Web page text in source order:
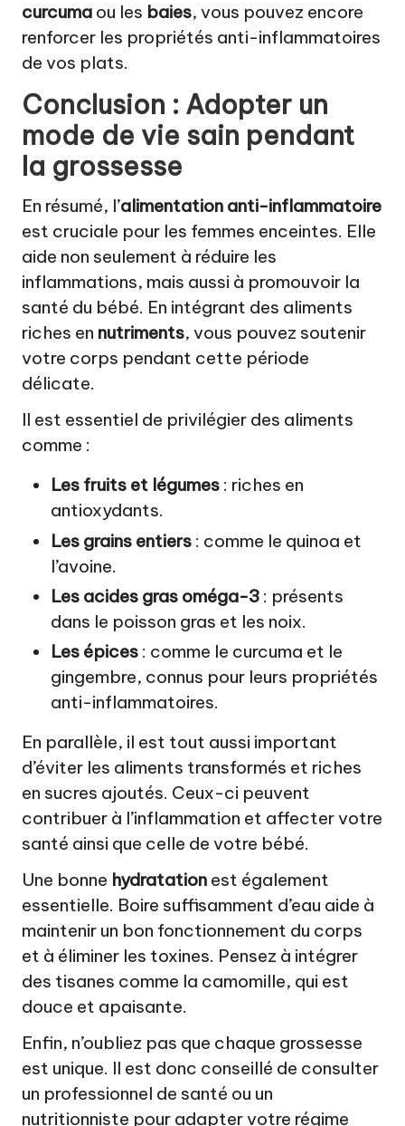
curcuma ou les baies, vous pouvez encore
renforcer les propriétés anti-inflammatoires
de vos plats.
Conclusion : Adopter un
mode de vie sain pendant
la grossesse
En résumé, l’alimentation anti-inflammatoire
est cruciale pour les femmes enceintes. Elle
aide non seulement à réduire les
inflammations, mais aussi à promouvoir la
santé du bébé. En intégrant des aliments
riches en nutriments, vous pouvez soutenir
votre corps pendant cette période
délicate.
Il est essentiel de privilégier des aliments
comme :
Les fruits et légumes : riches en
antioxydants.
Les grains entiers : comme le quinoa et
l’avoine.
Les acides gras oméga-3 : présents
dans le poisson gras et les noix.
Les épices : comme le curcuma et le
gingembre, connus pour leurs propriétés
anti-inflammatoires.
En parallèle, il est tout aussi important
d’éviter les aliments transformés et riches
en sucres ajoutés. Ceux-ci peuvent
contribuer à l’inflammation et affecter votre
santé ainsi que celle de votre bébé.
Une bonne hydratation est également
essentielle. Boire suffisamment d’eau aide à
maintenir un bon fonctionnement du corps
et à éliminer les toxines. Pensez à intégrer
des tisanes comme la camomille, qui est
douce et apaisante.
Enfin, n’oubliez pas que chaque grossesse
est unique. Il est donc conseillé de consulter
un professionnel de santé ou un
nutritionniste pour adapter votre régime